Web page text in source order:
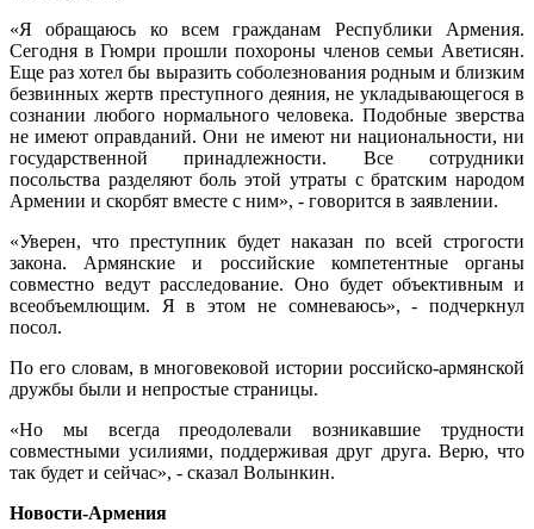
«Я обращаюсь ко всем гражданам Республики Армения.
Сегодня в Гюмри прошли похороны членов семьи Аветисян.
Еще раз хотел бы выразить соболезнования родным и близким
безвинных жертв преступного деяния, не укладывающегося в
сознании любого нормального человека. Подобные зверства
не имеют оправданий. Они не имеют ни национальности, ни
государственной принадлежности. Все сотрудники
посольства разделяют боль этой утраты с братским народом
Армении и скорбят вместе с ним», - говорится в заявлении.
«Уверен, что преступник будет наказан по всей строгости
закона. Армянские и российские компетентные органы
совместно ведут расследование. Оно будет объективным и
всеобъемлющим. Я в этом не сомневаюсь», - подчеркнул
посол.
По его словам, в многовековой истории российско-армянской
дружбы были и непростые страницы.
«Но мы всегда преодолевали возникавшие трудности
совместными усилиями, поддерживая друг друга. Верю, что
так будет и сейчас», - сказал Волынкин.
Новости-Армения